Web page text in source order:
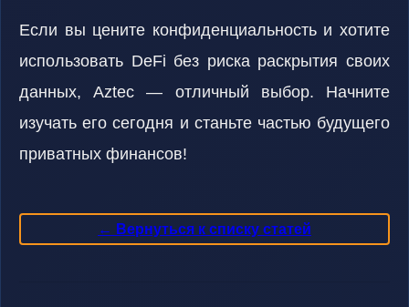
Если вы цените конфиденциальность и хотите
использовать DeFi без риска раскрытия своих
данных, Aztec — отличный выбор. Начните
изучать его сегодня и станьте частью будущего
приватных финансов!
← Вернуться к списку статей